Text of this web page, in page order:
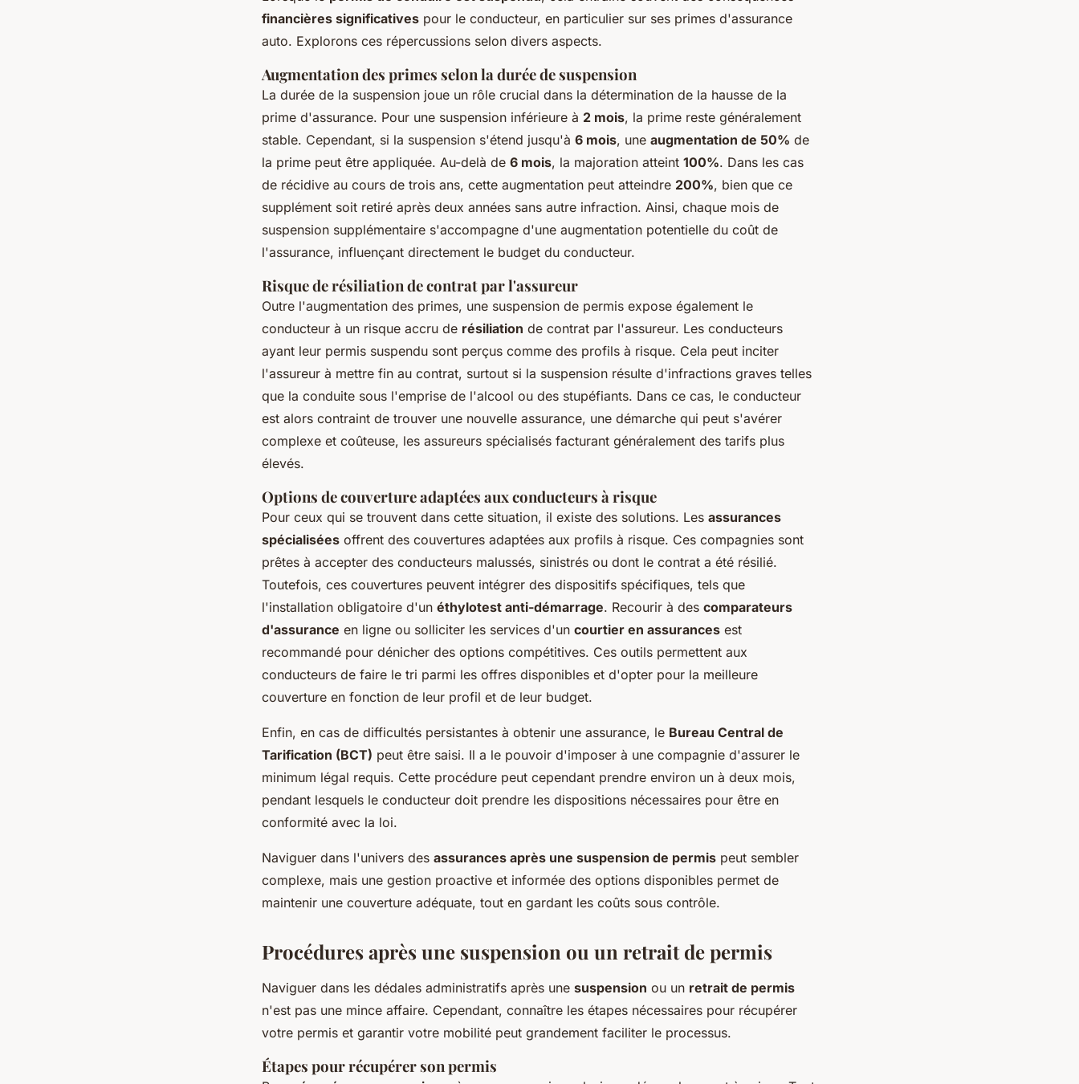
financières significatives pour le conducteur, en particulier sur ses primes d'assurance
auto. Explorons ces répercussions selon divers aspects.
Augmentation des primes selon la durée de suspension
La durée de la suspension joue un rôle crucial dans la détermination de la hausse de la
prime d'assurance. Pour une suspension inférieure à 2 mois, la prime reste généralement
stable. Cependant, si la suspension s'étend jusqu'à 6 mois, une augmentation de 50% de
la prime peut être appliquée. Au-delà de 6 mois, la majoration atteint 100%. Dans les cas
de récidive au cours de trois ans, cette augmentation peut atteindre 200%, bien que ce
supplément soit retiré après deux années sans autre infraction. Ainsi, chaque mois de
suspension supplémentaire s'accompagne d'une augmentation potentielle du coût de
l'assurance, influençant directement le budget du conducteur.
Risque de résiliation de contrat par l'assureur
Outre l'augmentation des primes, une suspension de permis expose également le
conducteur à un risque accru de résiliation de contrat par l'assureur. Les conducteurs
ayant leur permis suspendu sont perçus comme des profils à risque. Cela peut inciter
l'assureur à mettre fin au contrat, surtout si la suspension résulte d'infractions graves telles
que la conduite sous l'emprise de l'alcool ou des stupéfiants. Dans ce cas, le conducteur
est alors contraint de trouver une nouvelle assurance, une démarche qui peut s'avérer
complexe et coûteuse, les assureurs spécialisés facturant généralement des tarifs plus
élevés.
Options de couverture adaptées aux conducteurs à risque
Pour ceux qui se trouvent dans cette situation, il existe des solutions. Les assurances
spécialisées offrent des couvertures adaptées aux profils à risque. Ces compagnies sont
prêtes à accepter des conducteurs malussés, sinistrés ou dont le contrat a été résilié.
Toutefois, ces couvertures peuvent intégrer des dispositifs spécifiques, tels que
l'installation obligatoire d'un éthylotest anti-démarrage. Recourir à des comparateurs
d'assurance en ligne ou solliciter les services d'un courtier en assurances est
recommandé pour dénicher des options compétitives. Ces outils permettent aux
conducteurs de faire le tri parmi les offres disponibles et d'opter pour la meilleure
couverture en fonction de leur profil et de leur budget.
Enfin, en cas de difficultés persistantes à obtenir une assurance, le Bureau Central de
Tarification (BCT) peut être saisi. Il a le pouvoir d'imposer à une compagnie d'assurer le
minimum légal requis. Cette procédure peut cependant prendre environ un à deux mois,
pendant lesquels le conducteur doit prendre les dispositions nécessaires pour être en
conformité avec la loi.
Naviguer dans l'univers des assurances après une suspension de permis peut sembler
complexe, mais une gestion proactive et informée des options disponibles permet de
maintenir une couverture adéquate, tout en gardant les coûts sous contrôle.
Procédures après une suspension ou un retrait de permis
Naviguer dans les dédales administratifs après une suspension ou un retrait de permis
n'est pas une mince affaire. Cependant, connaître les étapes nécessaires pour récupérer
votre permis et garantir votre mobilité peut grandement faciliter le processus.
Étapes pour récupérer son permis